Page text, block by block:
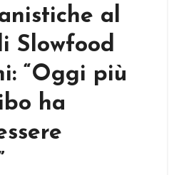
al
Slowfood
“Oggi più
ha